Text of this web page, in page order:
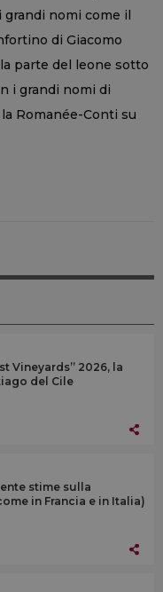
grandi nomi come il
di Giacomo
parte del leone sotto
i grandi nomi di
Romanée-Conti su
Vineyards” 2026, la
del Cile
stime sulla
in Francia e in Italia)